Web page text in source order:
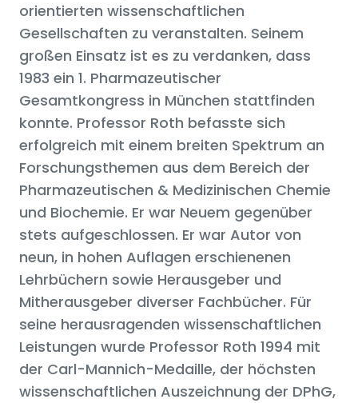
orientierten wissenschaftlichen
Gesellschaften zu veranstalten. Seinem
großen Einsatz ist es zu verdanken, dass
1983 ein 1. Pharmazeutischer
Gesamtkongress in München stattfinden
konnte. Professor Roth befasste sich
erfolgreich mit einem breiten Spektrum an
Forschungsthemen aus dem Bereich der
Pharmazeutischen & Medizinischen Chemie
und Biochemie. Er war Neuem gegenüber
stets aufgeschlossen. Er war Autor von
neun, in hohen Auflagen erschienenen
Lehrbüchern sowie Herausgeber und
Mitherausgeber diverser Fachbücher. Für
seine herausragenden wissenschaftlichen
Leistungen wurde Professor Roth 1994 mit
der Carl-Mannich-Medaille, der höchsten
wissenschaftlichen Auszeichnung der DPhG,